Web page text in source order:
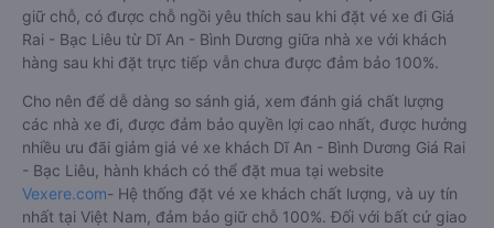
giữ chỗ, có được chỗ ngồi yêu thích sau khi đặt vé xe đi Giá
Rai - Bạc Liêu từ Dĩ An - Bình Dương giữa nhà xe với khách
hàng sau khi đặt trực tiếp vẫn chưa được đảm bảo 100%.
Cho nên để dễ dàng so sánh giá, xem đánh giá chất lượng
các nhà xe đi, được đảm bảo quyền lợi cao nhất, được hưởng
nhiều ưu đãi giảm giá vé xe khách Dĩ An - Bình Dương Giá Rai
- Bạc Liêu, hành khách có thể đặt mua tại website
Vexere.com- Hệ thống đặt vé xe khách chất lượng, và uy tín
nhất tại Việt Nam, đảm bảo giữ chỗ 100%. Đối với bất cứ giao